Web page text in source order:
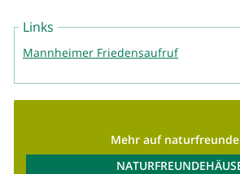
Links
Mannheimer Friedensaufruf
Mehr auf